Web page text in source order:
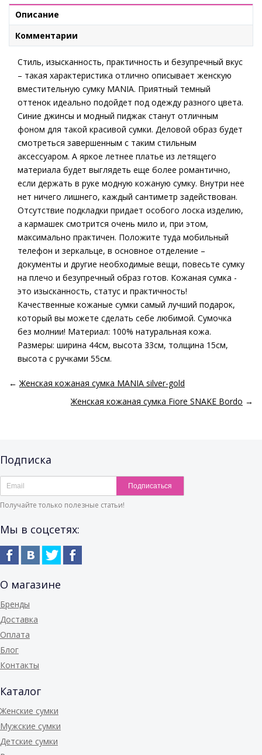
Описание
Комментарии
Стиль, изысканность, практичность и безупречный вкус
– такая характеристика отлично описывает женскую
вместительную сумку MANIA. Приятный темный
оттенок идеально подойдет под одежду разного цвета.
Синие джинсы и модный пиджак станут отличным
фоном для такой красивой сумки. Деловой образ будет
смотреться завершенным с таким стильным
аксессуаром. А яркое летнее платье из летящего
материала будет выглядеть еще более романтично,
если держать в руке модную кожаную сумку. Внутри нее
нет ничего лишнего, каждый сантиметр задействован.
Отсутствие подкладки придает особого лоска изделию,
а кармашек смотрится очень мило и, при этом,
максимально практичен. Положите туда мобильный
телефон и зеркальце, в основное отделение –
документы и другие необходимые вещи, повесьте сумку
на плечо и безупречный образ готов. Кожаная сумка -
это изысканность, статус и практичность!
Качественные кожаные сумки самый лучший подарок,
который вы можете сделать себе любимой. Сумочка
без молнии! Материал: 100% натуральная кожа.
Размеры: ширина 44см, высота 33см, толщина 15см,
высота с ручками 55см.
← Женская кожаная сумка MANIA silver-gold
Женская кожаная сумка Fiore SNAKE Bordo →
Подписка
Подписаться
Получайте только полезные статьи!
Мы в соцсетях:
О магазине
Бренды
Доставка
Оплата
Блог
Контакты
Каталог
Женские сумки
Мужские сумки
Детские сумки